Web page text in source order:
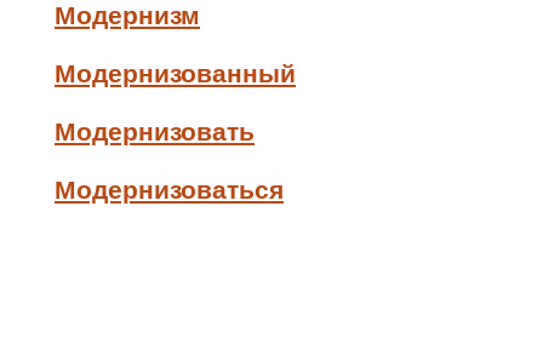
Модернизм
Модернизованный
Модернизовать
Модернизоваться